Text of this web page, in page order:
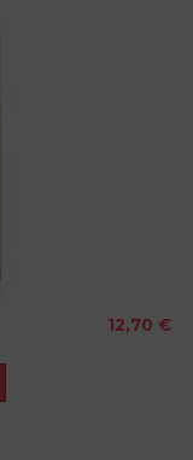
12,70 €